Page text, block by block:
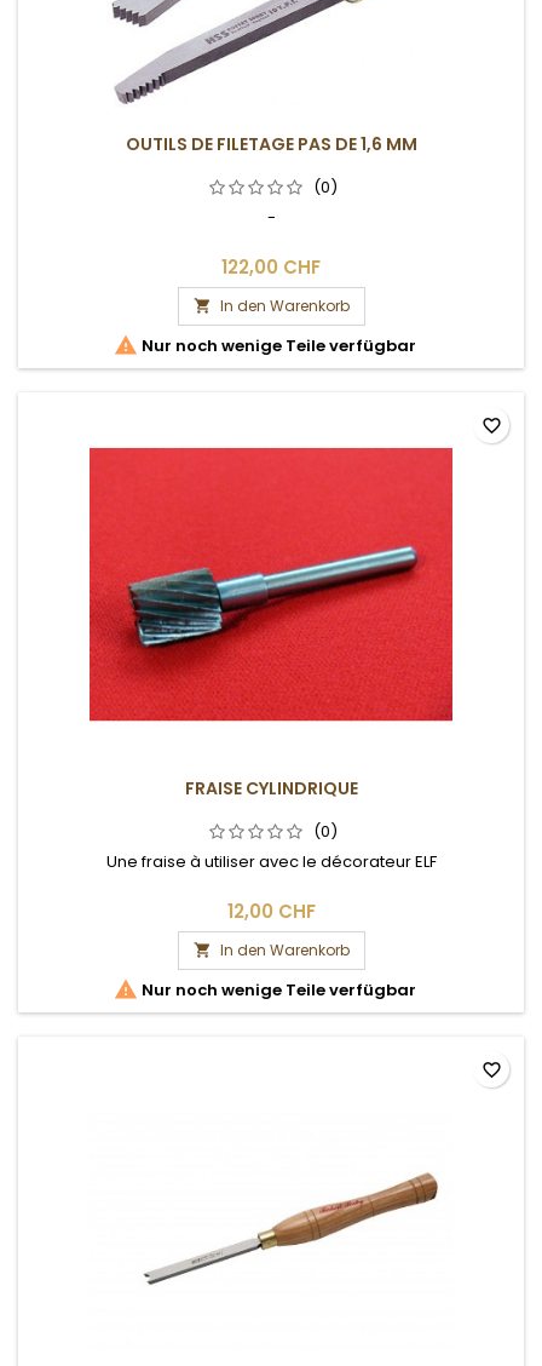
OUTILS DE FILETAGE PAS DE 1,6 MM
(0)
-
122,00 CHF
 In den Warenkorb
 Nur noch wenige Teile verfügbar
FRAISE CYLINDRIQUE
(0)
Une fraise à utiliser avec le décorateur ELF
12,00 CHF
 In den Warenkorb
 Nur noch wenige Teile verfügbar
favorite_border
favorite_border